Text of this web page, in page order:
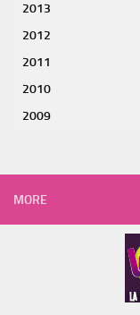
2013
2012
2011
2010
2009
MORE